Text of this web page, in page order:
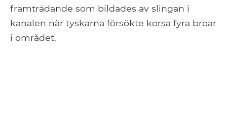
framträdande som bildades av slingan i
kanalen när tyskarna försökte korsa fyra broar
i området.